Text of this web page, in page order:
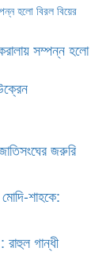
সম্পন্ন হলো
জরুরি
শাহকে:
: রাহুল গান্ধী